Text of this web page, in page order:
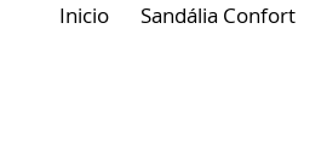
Inicio Sandália Confort